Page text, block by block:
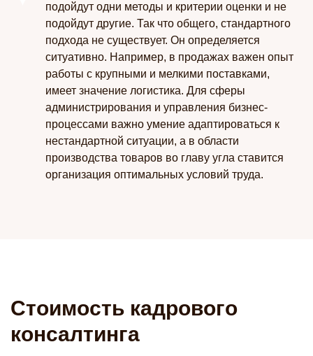
подойдут одни методы и критерии оценки и не
подойдут другие. Так что общего, стандартного
подхода не существует. Он определяется
ситуативно. Например, в продажах важен опыт
работы с крупными и мелкими поставками,
имеет значение логистика. Для сферы
администрирования и управления бизнес-
процессами важно умение адаптироваться к
нестандартной ситуации, а в области
производства товаров во главу угла ставится
организация оптимальных условий труда.
Стоимость кадрового
консалтинга